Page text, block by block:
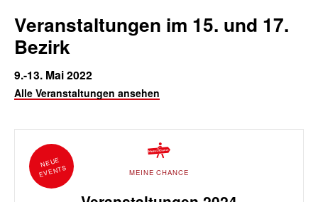
Veranstaltungen im 15. und 17.
Bezirk
9.-13. Mai 2022
Alle Veranstaltungen ansehen
MEINE CHANCE
NEUE
EVENTS